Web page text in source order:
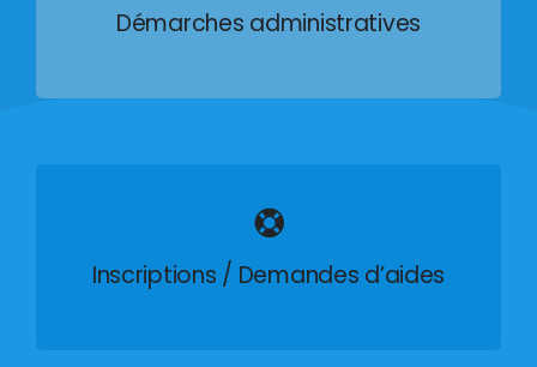
Démarches administratives
Inscriptions / Demandes d’aides